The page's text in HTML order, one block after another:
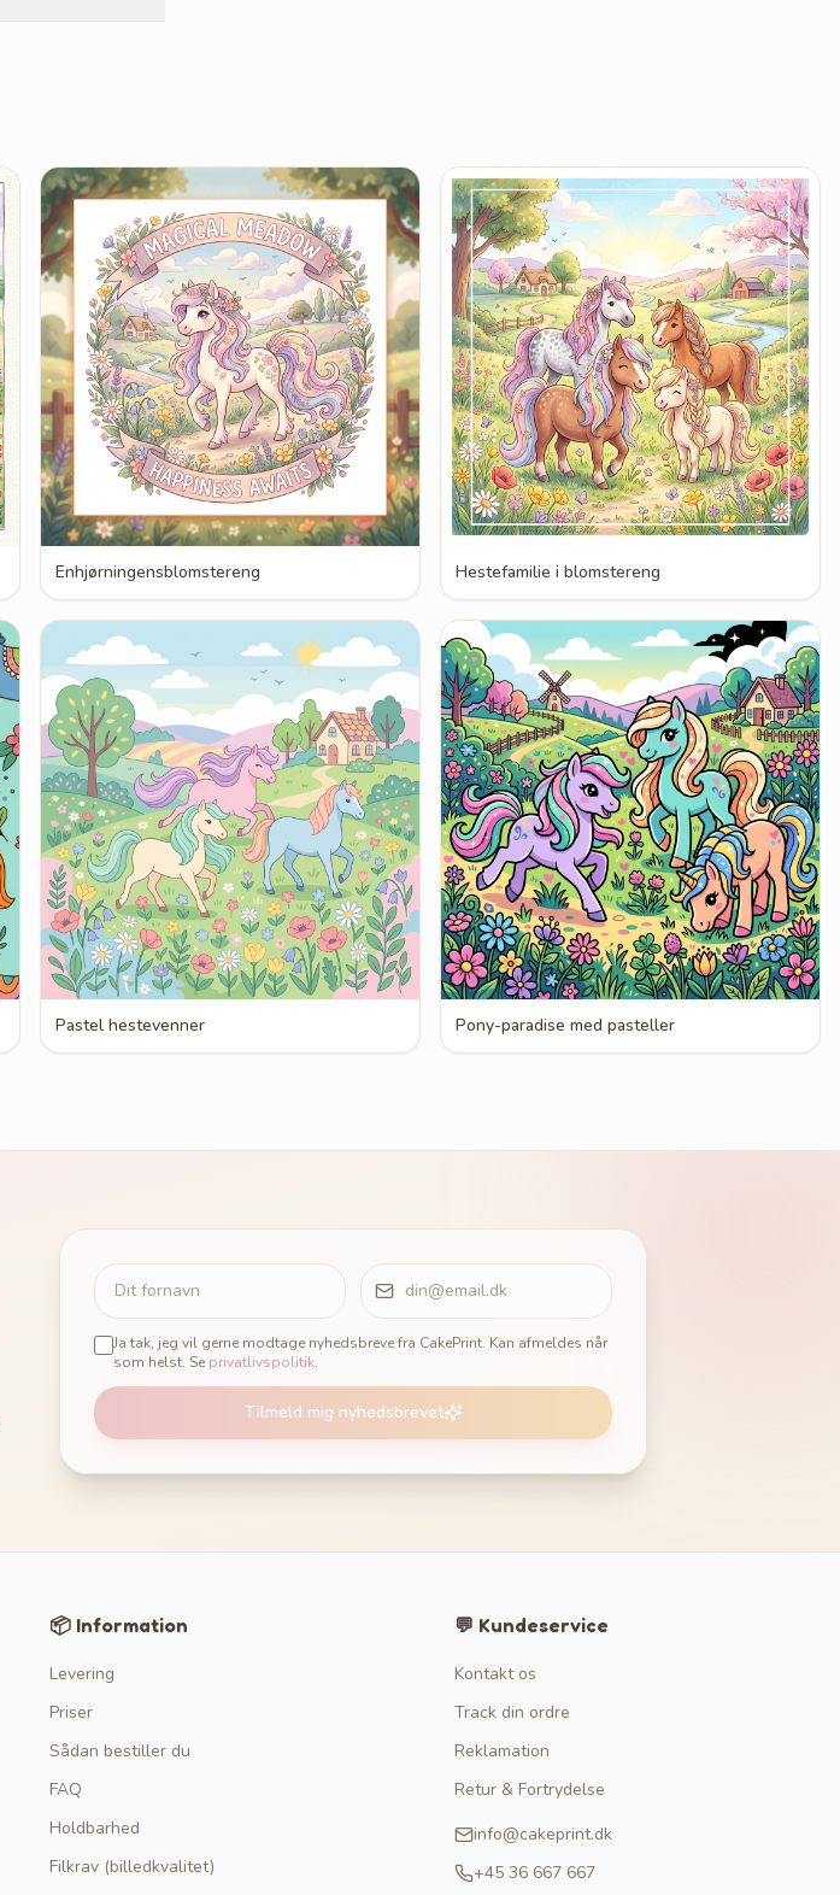
Enhjørningensblomstereng Hestefamilie i blomstereng
Pastel hestevenner Pony-paradise med pasteller
Ja tak, jeg vil gerne modtage nyhedsbreve fra CakePrint. Kan afmeldes når
som helst. Se privatlivspolitik.
Tilmeld mig nyhedsbrevet
📦 Information
Levering
Priser
Sådan bestiller du
FAQ
Holdbarhed
Filkrav (billedkvalitet)
💬 Kundeservice
Kontakt os
Track din ordre
Reklamation
Retur & Fortrydelse
info@cakeprint.dk
+45 36 667 667